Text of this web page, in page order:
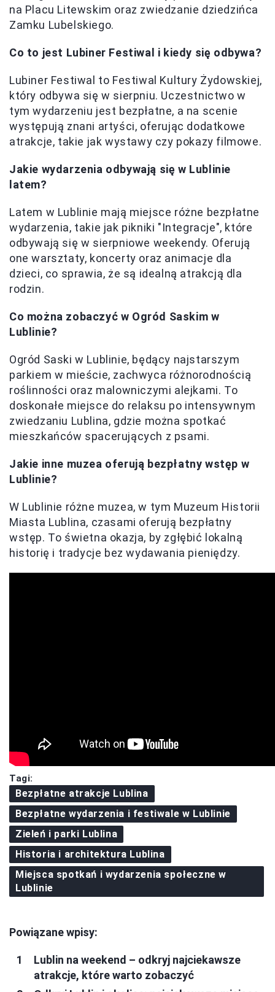
na Placu Litewskim oraz zwiedzanie dziedzińca
Zamku Lubelskiego.
Co to jest Lubiner Festiwal i kiedy się odbywa?
Lubiner Festiwal to Festiwal Kultury Żydowskiej,
który odbywa się w sierpniu. Uczestnictwo w
tym wydarzeniu jest bezpłatne, a na scenie
występują znani artyści, oferując dodatkowe
atrakcje, takie jak wystawy czy pokazy filmowe.
Jakie wydarzenia odbywają się w Lublinie
latem?
Latem w Lublinie mają miejsce różne bezpłatne
wydarzenia, takie jak pikniki "Integracje", które
odbywają się w sierpniowe weekendy. Oferują
one warsztaty, koncerty oraz animacje dla
dzieci, co sprawia, że są idealną atrakcją dla
rodzin.
Co można zobaczyć w Ogród Saskim w
Lublinie?
Ogród Saski w Lublinie, będący najstarszym
parkiem w mieście, zachwyca różnorodnością
roślinności oraz malowniczymi alejkami. To
doskonałe miejsce do relaksu po intensywnym
zwiedzaniu Lublina, gdzie można spotkać
mieszkańców spacerujących z psami.
Jakie inne muzea oferują bezpłatny wstęp w
Lublinie?
W Lublinie różne muzea, w tym Muzeum Historii
Miasta Lublina, czasami oferują bezpłatny
wstęp. To świetna okazja, by zgłębić lokalną
historię i tradycje bez wydawania pieniędzy.
Tagi:
Bezpłatne atrakcje Lublina
Bezpłatne wydarzenia i festiwale w Lublinie
Zieleń i parki Lublina
Historia i architektura Lublina
Miejsca spotkań i wydarzenia społeczne w
Lublinie
Powiązane wpisy:
Lublin na weekend – odkryj najciekawsze
atrakcje, które warto zobaczyć